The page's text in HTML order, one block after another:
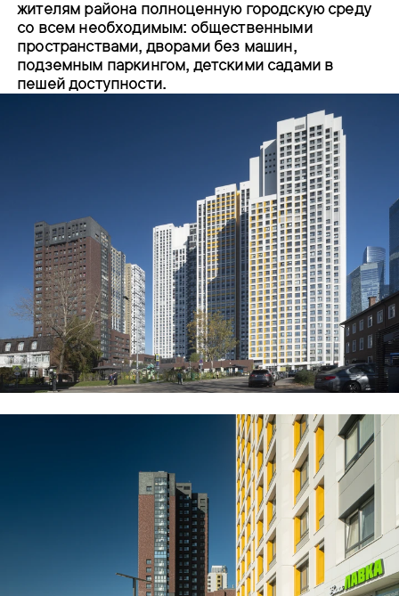
жителям района полноценную городскую среду
со всем необходимым: общественными
пространствами, дворами без машин,
подземным паркингом, детскими садами в
пешей доступности.